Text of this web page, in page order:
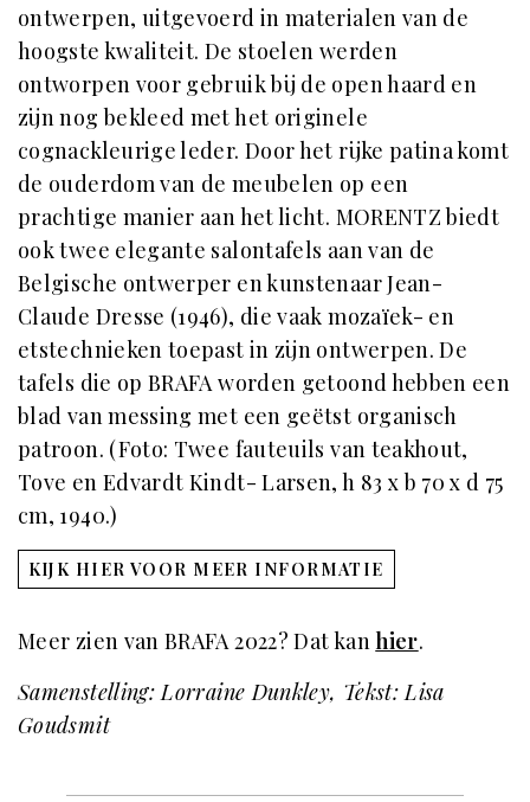
ontwerpen, uitgevoerd in materialen van de
hoogste kwaliteit. De stoelen werden
ontworpen voor gebruik bij de open haard en
zijn nog bekleed met het originele
cognackleurige leder. Door het rijke patina komt
de ouderdom van de meubelen op een
prachtige manier aan het licht. MORENTZ biedt
ook twee elegante salontafels aan van de
Belgische ontwerper en kunstenaar Jean-
Claude Dresse (1946), die vaak mozaïek- en
etstechnieken toepast in zijn ontwerpen. De
tafels die op BRAFA worden getoond hebben een
blad van messing met een geëtst organisch
patroon. (Foto: Twee fauteuils van teakhout,
Tove en Edvardt Kindt- Larsen, h 83 x b 70 x d 75
cm, 1940.)
KIJK HIER VOOR MEER INFORMATIE
Meer zien van BRAFA 2022? Dat kan hier.
Samenstelling: Lorraine Dunkley, Tekst: Lisa
Goudsmit